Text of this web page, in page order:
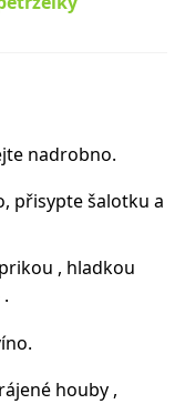
nadrobno.
přisypte šalotku a
, hladkou
houby ,